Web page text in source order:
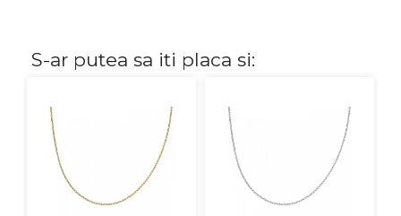
Cu pietre
Diamante
S-ar putea sa iti placa si: